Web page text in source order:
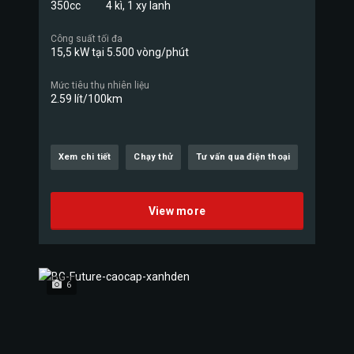
350cc 4 kì, 1 xy lanh
Công suất tối đa
15,5 kW tại 5.500 vòng/phút
Mức tiêu thụ nhiên liệu
2.59 lít/100km
Xem chi tiết Chạy thử Tư vấn qua điện thoại
View more
6